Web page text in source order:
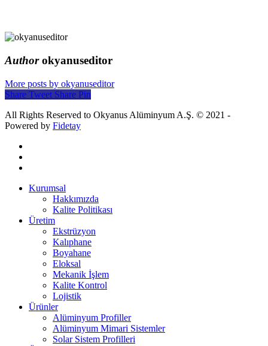
Authorokyanuseditor
More posts by okyanuseditor
Share Tweet Share Pin
All Rights Reserved to Okyanus Alüminyum A.Ş. © 2021 -
Powered by Fidetay
Kurumsal
Hakkımızda
Kalite Politikası
Üretim
Ekstrüzyon
Kalıphane
Boyahane
Eloksal
Mekanik İşlem
Kalite Kontrol
Lojistik
Ürünler
Alüminyum Profiller
Alüminyum Mimari Sistemler
Solar Sistem Profilleri